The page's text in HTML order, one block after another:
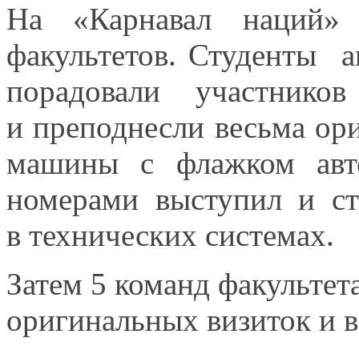
На «Карнавал
факультетов. Студенты
порадовали
и преподнесли весьма
машины с флажком
номерами выступили
в технических системах.
Затем 5 команд
оригинальных визиток и